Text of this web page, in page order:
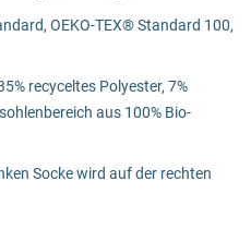
OEKO-TEX® Standard 100,
recyceltes Polyester, 7%
aus 100% Bio-
Socke wird auf der rechten